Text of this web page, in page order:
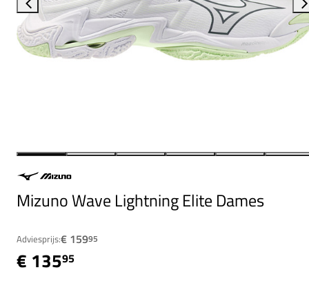
Mizuno Wave Lightning Elite Dames
Adviesprijs:€ 15995
€ 13595